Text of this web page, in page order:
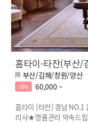
홈타이-타잔(부산/
부산/김해/창원/양산
15%
60,000 ~
홈타이 [타잔] 경남
리사★명품관리 약속드